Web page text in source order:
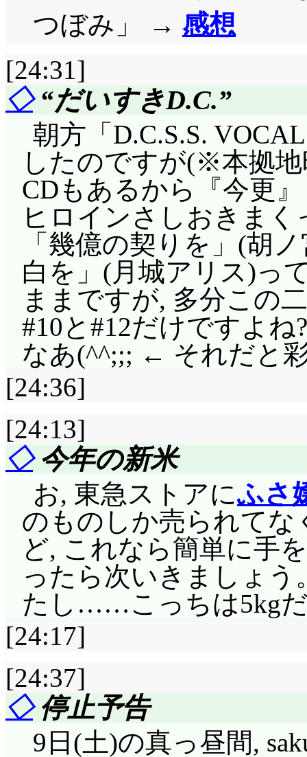
一。本日のくるくる
サミミ仮面!(^^;;;;;;;
うかと思いましたよ
を最優先するセバス
た。「坊っちゃま, こ
ドをはたき落とす恵
するのかな, と……
ところが, もう魔法
オリンを奏でる恵一(
と前回ラストに引っ
ほほう, 恵一は永代橋
マイメロのお助けも,
ね。歌にとっては哀
れが証明されてしま
ですが。
「柊君……カンター
人は黒音符を大量に
符を吐き出す永代橋
確実に同じ音階を出
え。効率良く夢の扉
して。
バイオリンケースを
げる」「う, 受け取れ
「じゃあ捨てる」「
輩がいつかまた弾き
手入れします」「も
そうしたいんです!
し, ヒロインでもあり
が, 何か? 塾の時間だ
ウキ, まったく眼中に
れは良い幼馴染みで
……!?」自分達の宿題
のーのー! ときめきサ
珍しや, 今回は美紀ポ
次回: ダーちゃん復
ブロルド@ソード・
みたいな, 復活はした
形』での復活だった
した。
つぼみ」 → 感想
[24:31]
◇“だいすきD.C.”
朝方「D.C.S.S.
したのですが(※本拠
CDもあるから『今更
ヒロインさしおきま
「幾億の契りを」(胡
白を」(月城アリス)っ
ままですが, 多分この
#10と#12だけですよ
なあ(^^;;; ← それだと
[24:36]
[24:13]
◇今年の新米
お, 東急ストアにふさ
のものしか売られて
ど, これなら簡単に手
ったら次いきましょう
たし……こっちは5kg
[24:17]
[24:37]
◇停止予告
9日(土)の真っ昼間,